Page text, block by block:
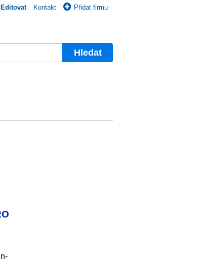
Editovat Kontakt Přidat firmu
Hledat